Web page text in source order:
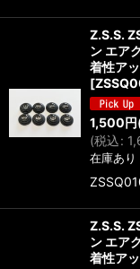
Z.S.S.
ン エア
着性ア
[
1,500円
(税込:
在庫あり
Z.S.S.
ン エア
着性ア